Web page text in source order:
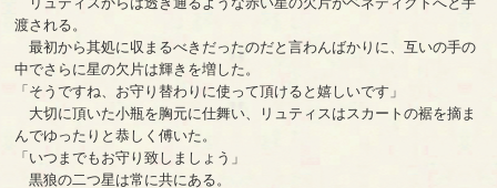
渡される。
最初から其処に収まるべきだったのだと言わんばかりに、互いの手の
中でさらに星の欠片は輝きを増した。
「そうですね、お守り替わりに使って頂けると嬉しいです」
大切に頂いた小瓶を胸元に仕舞い、リュティスはスカートの裾を摘ま
んでゆったりと恭しく傅いた。
「いつまでもお守り致しましょう」
黒狼の二つ星は常に共にある。